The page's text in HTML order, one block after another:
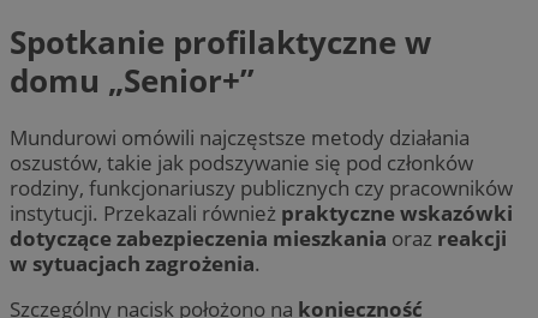
Spotkanie profilaktyczne w
domu „Senior+”
Mundurowi omówili najczęstsze metody działania
oszustów, takie jak podszywanie się pod członków
rodziny, funkcjonariuszy publicznych czy pracowników
instytucji. Przekazali również praktyczne wskazówki
dotyczące zabezpieczenia mieszkania oraz reakcji
w sytuacjach zagrożenia.
Szczególny nacisk położono na konieczność